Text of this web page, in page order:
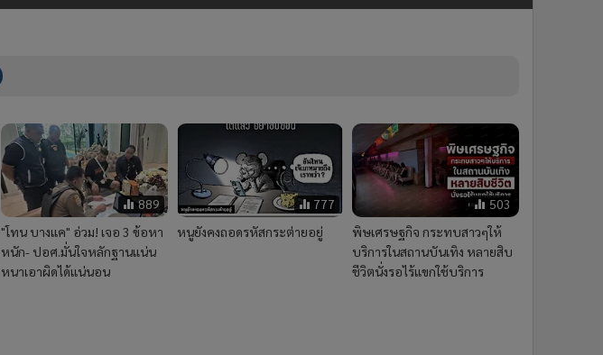
889
"โทน บางแค" อ่วม! เจอ 3 ข้อหา
หนัก- ปอศ.มั่นใจหลักฐานแน่น
หนาเอาผิดได้แน่นอน
777
หนูยังคงถอดรหัสกระต่ายอยู่
503
พิษเศรษฐกิจ กระทบสาวๆให้
บริการในสถานบันเทิง หลายสิบ
ชีวิตนั่งรอไร้แขกใช้บริการ